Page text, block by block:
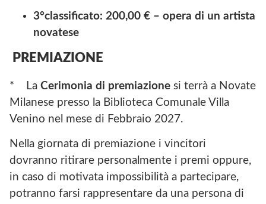
3°classificato: 200,00 € – opera di un artista
novatese
PREMIAZIONE
* La Cerimonia di premiazione si terrà a Novate
Milanese presso la Biblioteca Comunale Villa
Venino nel mese di Febbraio 2027.
Nella giornata di premiazione i vincitori
dovranno ritirare personalmente i premi oppure,
in caso di motivata impossibilità a partecipare,
potranno farsi rappresentare da una persona di